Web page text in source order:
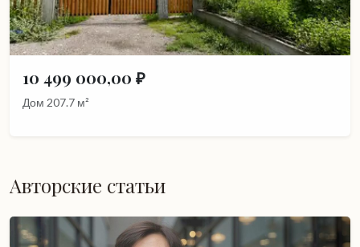
10 499 000,00 ₽
Дом 207.7 м²
Авторские статьи